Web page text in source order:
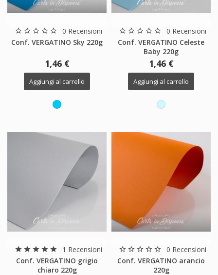
star_border star_border star_border star_border star_border
0 Recensioni
Conf. VERGATINO Sky 220g
1,46 €
Aggiungi al carrello
star_border star_border star_border star_border star_border
0 Recensioni
Conf. VERGATINO Celeste
Baby 220g
1,46 €
Aggiungi al carrello
star star star star star
1 Recensioni
Conf. VERGATINO grigio
chiaro 220g
star_border star_border star_border star_border star_border
0 Recensioni
Conf. VERGATINO arancio
220g